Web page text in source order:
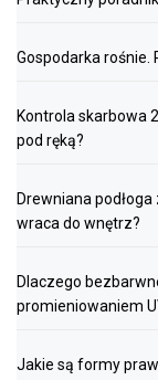
Gospodarka rośnie.
Kontrola skarbowa
pod ręką?
Drewniana
wraca do wnętrz?
Dlaczego
promieniowaniem
Jakie są formy